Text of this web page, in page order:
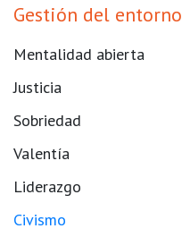
Gestión del entorno
Mentalidad abierta
Justicia
Sobriedad
Valentía
Liderazgo
Civismo